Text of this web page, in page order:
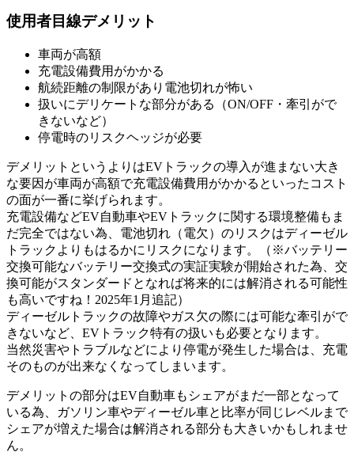
使用者目線デメリット
車両が高額
充電設備費用がかかる
航続距離の制限があり電池切れが怖い
扱いにデリケートな部分がある（ON/OFF・牽引がで
きないなど）
停電時のリスクヘッジが必要
デメリットというよりはEVトラックの導入が進まない大き
な要因が車両が高額で充電設備費用がかかるといったコスト
の面が一番に挙げられます。
充電設備などEV自動車やEVトラックに関する環境整備もま
だ完全ではない為、電池切れ（電欠）のリスクはディーゼル
トラックよりもはるかにリスクになります。（※バッテリー
交換可能なバッテリー交換式の実証実験が開始された為、交
換可能がスタンダードとなれば将来的には解消される可能性
も高いですね！2025年1月追記）
ディーゼルトラックの故障やガス欠の際には可能な牽引がで
きないなど、EVトラック特有の扱いも必要となります。
当然災害やトラブルなどにより停電が発生した場合は、充電
そのものが出来なくなってしまいます。
デメリットの部分はEV自動車もシェアがまだ一部となって
いる為、ガソリン車やディーゼル車と比率が同じレベルまで
シェアが増えた場合は解消される部分も大きいかもしれませ
ん。